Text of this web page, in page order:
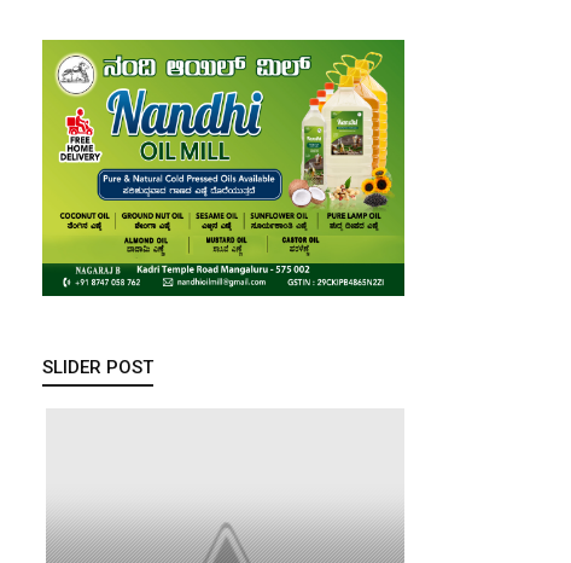
SLIDER POST
ಇತಿಹಾಸ